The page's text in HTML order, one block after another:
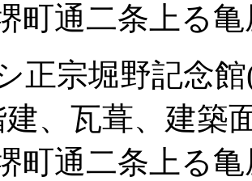
町通二条上る亀
正宗堀野記念
建、瓦葺、建築
町通二条上る亀